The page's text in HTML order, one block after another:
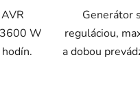
W
Generátor
reguláciou,
a dobou